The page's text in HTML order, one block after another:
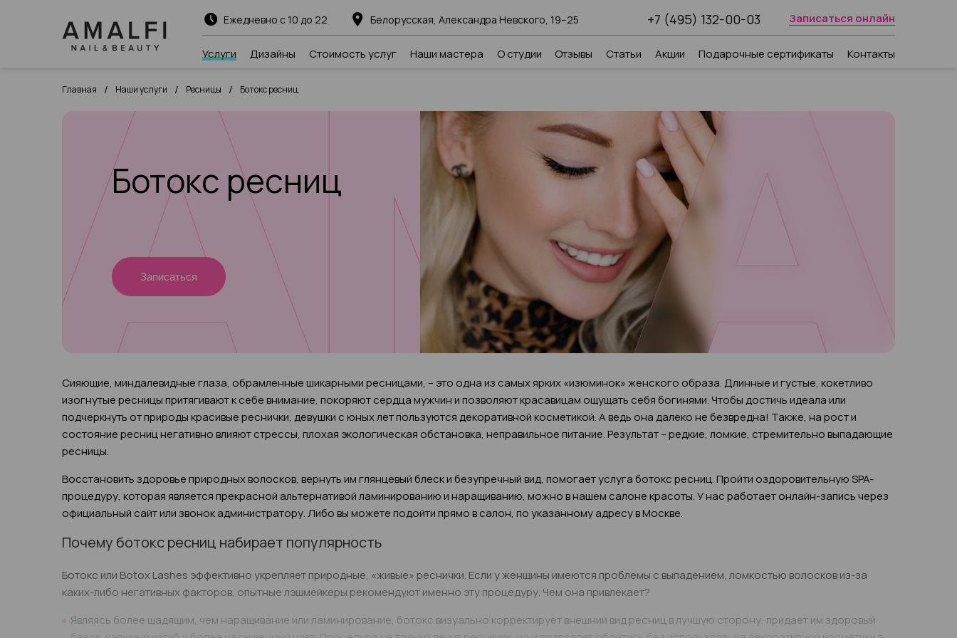
Ежедневно с 10 до 22 Белорусская, Александра Невского, 19–25 +7 (495) 132-00-03 Записаться онлайн
Услуги Дизайны Стоимость услуг Наши мастера О студии Отзывы Статьи Акции Подарочные сертификаты Контакты
Главная / Наши услуги / Ресницы / Ботокс ресниц
Ботокс ресниц
Записаться
Сияющие, миндалевидные глаза, обрамленные шикарными ресницами, – это одна из самых ярких «изюминок» женского образа. Длинные и густые, кокетливо
изогнутые ресницы притягивают к себе внимание, покоряют сердца мужчин и позволяют красавицам ощущать себя богинями. Чтобы достичь идеала или
подчеркнуть от природы красивые реснички, девушки с юных лет пользуются декоративной косметикой. А ведь она далеко не безвредна! Также, на рост и
состояние ресниц негативно влияют стрессы, плохая экологическая обстановка, неправильное питание. Результат – редкие, ломкие, стремительно выпадающие
ресницы.
Восстановить здоровье природных волосков, вернуть им глянцевый блеск и безупречный вид, помогает услуга ботокс ресниц. Пройти оздоровительную SPA-
процедуру, которая является прекрасной альтернативой ламинированию и наращиванию, можно в нашем салоне красоты. У нас работает онлайн-запись через
официальный сайт или звонок администратору. Либо вы можете подойти прямо в салон, по указанному адресу в Москве.
Почему ботокс ресниц набирает популярность
Ботокс или Botox Lashes эффективно укрепляет природные, «живые» реснички. Если у женщины имеются проблемы с выпадением, ломкостью волосков из-за
каких-либо негативных факторов, опытные лэшмейкеры рекомендуют именно эту процедуру. Чем она привлекает?
Являясь более щадящим, чем наращивание или ламинирование, ботокс визуально корректирует внешний вид ресниц в лучшую сторону, придает им здоровый